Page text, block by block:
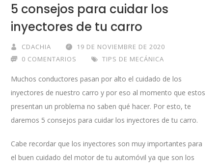
5 consejos para cuidar los
inyectores de tu carro
CDACHIA
19 DE NOVIEMBRE DE 2020
0 COMENTARIOS
TIPS DE MECÁNICA
Muchos conductores pasan por alto el cuidado de los
inyectores de nuestro carro y por eso al momento que estos
presentan un problema no saben qué hacer. Por esto, te
daremos 5 consejos para cuidar los inyectores de tu carro.
Cabe recordar que los inyectores son muy importantes para
el buen cuidado del motor de tu automóvil ya que son los